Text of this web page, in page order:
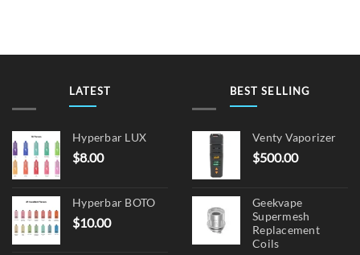
LATEST
Hyperbar LUX
$8.00
Hyperbar BOTO
$10.00
BEST SELLING
Venty Vaporizer
$500.00
Geekvape
Supermesh
Replacement
Coils